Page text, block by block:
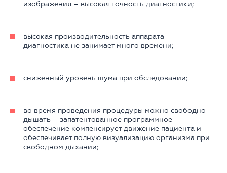
изображения – высокая точность диагностики;
высокая производительность аппарата -
диагностика не занимает много времени;
сниженный уровень шума при обследовании;
во время проведения процедуры можно свободно
дышать – запатентованное программное
обеспечение компенсирует движение пациента и
обеспечивает полную визуализацию организма при
свободном дыхании;